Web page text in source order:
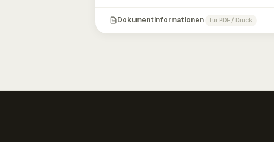
Dokumentinformationen für PDF / Druck